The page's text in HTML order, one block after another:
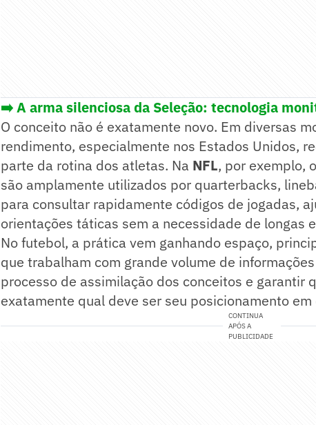
➡️ A arma silenciosa da Seleção: tecnologia
O conceito não é exatamente novo. Em diversas
rendimento, especialmente nos Estados Unidos,
parte da rotina dos atletas. Na NFL, por exemplo,
são amplamente utilizados por quarterbacks,
para consultar rapidamente códigos de jogadas,
orientações táticas sem a necessidade de longas
No futebol, a prática vem ganhando espaço,
que trabalham com grande volume de
processo de assimilação dos conceitos e garantir
exatamente qual deve ser seu posicionamento
CONTINUA
APÓS A
PUBLICIDADE